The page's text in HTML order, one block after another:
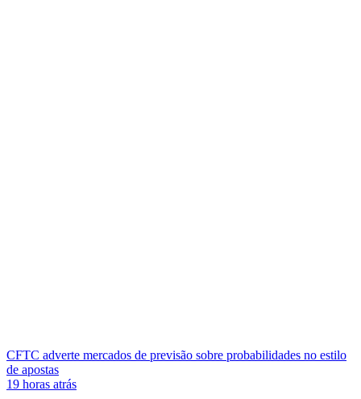
CFTC adverte mercados de previsão sobre probabilidades no estilo
de apostas
19 horas atrás